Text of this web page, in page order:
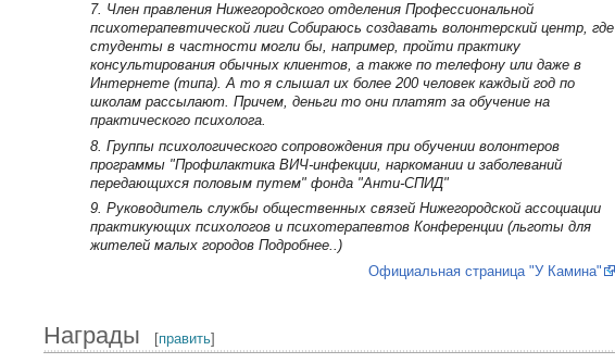
7. Член правления Нижегородского отделения Профессиональной
психотерапевтической лиги Собираюсь создавать волонтерский центр, где
студенты в частности могли бы, например, пройти практику
консультирования обычных клиентов, а также по телефону или даже в
Интернете (типа). А то я слышал их более 200 человек каждый год по
школам рассылают. Причем, деньги то они платят за обучение на
практического психолога.
8. Группы психологического сопровождения при обучении волонтеров
программы "Профилактика ВИЧ-инфекции, наркомании и заболеваний
передающихся половым путем" фонда "Анти-СПИД"
9. Pуководитель службы общественных связей Нижегородской ассоциации
практикующих психологов и психотерапевтов Конференции (льготы для
жителей малых городов Подробнее..)
Официальная страница "У Камина"
Награды [править]